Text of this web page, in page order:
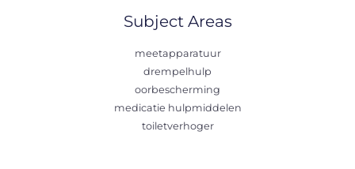
Subject Areas
meetapparatuur
drempelhulp
oorbescherming
medicatie hulpmiddelen
toiletverhoger